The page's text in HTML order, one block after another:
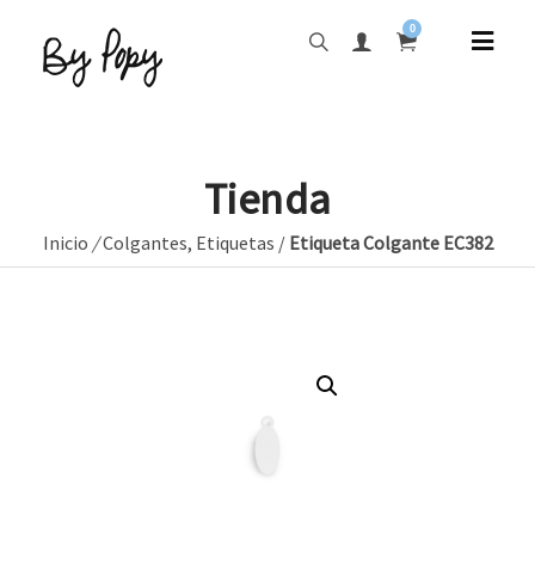
0
Tienda
Inicio /Colgantes, Etiquetas / Etiqueta Colgante EC382